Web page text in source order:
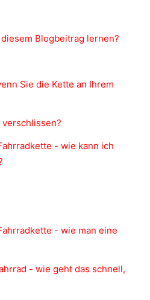
Blogbeitrag lernen?
Sie die Kette an Ihrem
- wie kann ich
- wie man eine
- wie geht das schnell,